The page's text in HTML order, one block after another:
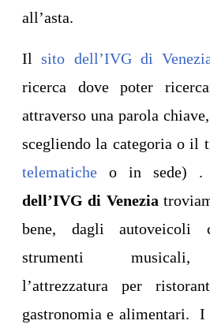
all’asta.
Il sito dell’IVG di
ricerca dove poter
attraverso una parola
scegliendo la categoria o il
telematiche o in sede)
dell’IVG di Venezia
bene, dagli autoveicoli
strumenti musicali,
l’attrezzatura per
gastronomia e alimentari.